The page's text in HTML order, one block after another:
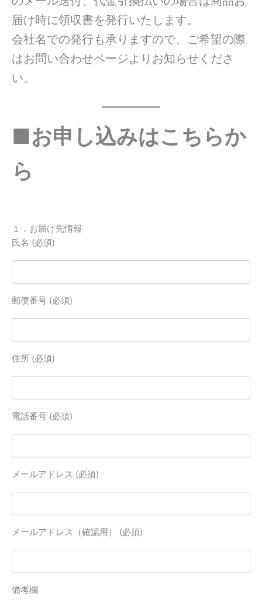
届け時に領収書を発行いたします。
会社名での発行も承りますので、ご希望の際
はお問い合わせページよりお知らせくださ
い。
■お申し込みはこちらか
ら
１．お届け先情報
氏名 (必須)
郵便番号 (必須)
住所 (必須)
電話番号 (必須)
メールアドレス (必須)
メールアドレス（確認用） (必須)
備考欄